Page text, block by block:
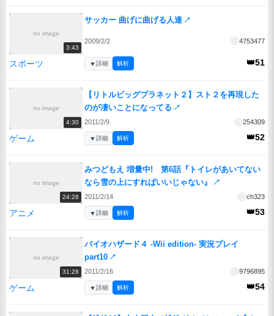
no image
3:43
サッカー 曲げに曲げる人達 ↗
2009/2/2 4753477
スポーツ 👑51
▼詳細 解析
no image
4:30
【リトルビッグプラネット２】スト２を再現した
のが凄いことになってる ↗
2011/2/9 254309
ゲーム 👑52
▼詳細 解析
no image
24:28
みつどもえ 増量中! 第6話『トイレがあいてない
なら雪の上にすればいいじゃない』
↗
2011/2/14 ch323
アニメ 👑53
▼詳細 解析
no image
31:28
バイオハザード４ -Wii edition- 実況プレイ
part10 ↗
2011/2/16 9796895
ゲーム 👑54
▼詳細 解析